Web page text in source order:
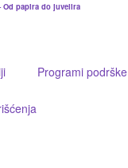
Od papira do juvelira
Programi podrške